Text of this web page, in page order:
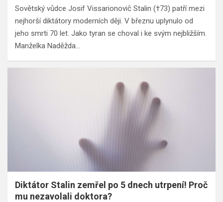
Sovětský vůdce Josif Vissarionovič Stalin (†73) patří mezi
nejhorší diktátory moderních ději. V březnu uplynulo od
jeho smrti 70 let. Jako tyran se choval i ke svým nejbližším.
Manželka Naděžda…
Diktátor Stalin zemřel po 5 dnech utrpení! Proč
mu nezavolali doktora?